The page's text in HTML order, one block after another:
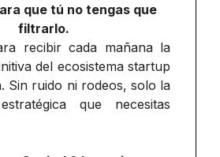
que tú no tengas que
filtrarlo.
recibir cada mañana la
del ecosistema startup
Sin ruido ni rodeos, solo la
que necesitas